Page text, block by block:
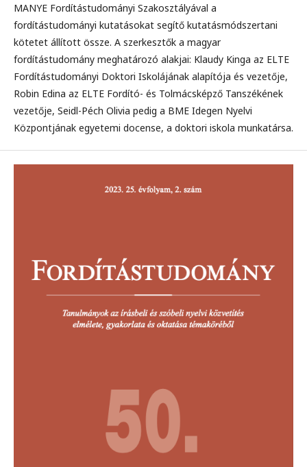
MANYE Fordítástudományi Szakosztályával a
fordítástudományi kutatásokat segítő kutatásmódszertani
kötetet állított össze. A szerkesztők a magyar
fordítástudomány meghatározó alakjai: Klaudy Kinga az ELTE
Fordítástudományi Doktori Iskolájának alapítója és vezetője,
Robin Edina az ELTE Fordító- és Tolmácsképző Tanszékének
vezetője, Seidl-Péch Olivia pedig a BME Idegen Nyelvi
Központjának egyetemi docense, a doktori iskola munkatársa.